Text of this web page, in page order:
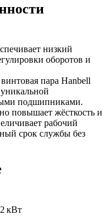
низкий
оборотов и
пара Hanbell
подшипниками.
повышает жёсткость и
рабочий
срок службы без
кВт